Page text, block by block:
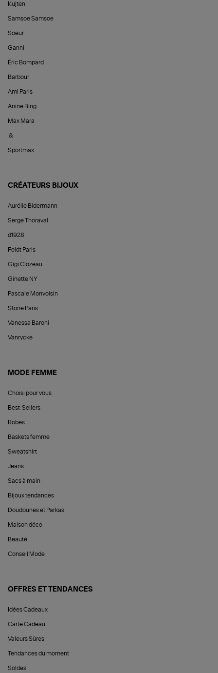
Kujten
Samsoe Samsoe
Soeur
Ganni
Éric Bompard
Barbour
Ami Paris
Anine Bing
Max Mara
&
Sportmax
CRÉATEURS BIJOUX
Aurélie Bidermann
Serge Thoraval
d1928
Feidt Paris
Gigi Clozeau
Ginette NY
Pascale Monvoisin
Stone Paris
Vanessa Baroni
Vanrycke
MODE FEMME
Choisi pour vous
Best-Sellers
Robes
Baskets femme
Sweatshirt
Jeans
Sacs à main
Bijoux tendances
Doudounes et Parkas
Maison déco
Beauté
Conseil Mode
OFFRES ET TENDANCES
Idées Cadeaux
Carte Cadeau
Valeurs Sûres
Tendances du moment
Soldes